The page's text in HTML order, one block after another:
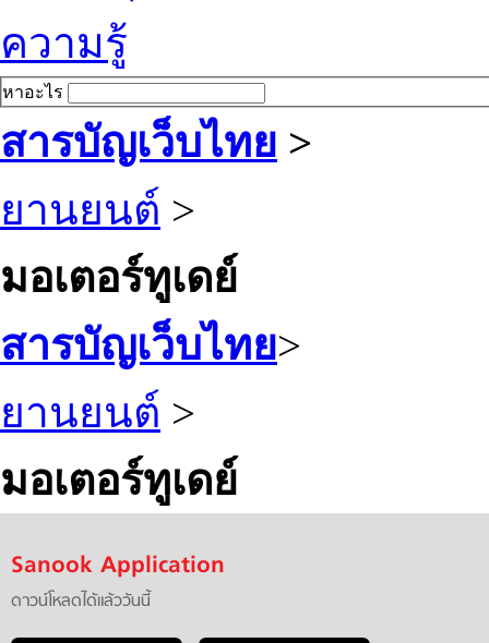
ความรู้
หาอะไร
สารบัญเว็บไทย >
ยานยนต์ >
มอเตอร์ทูเดย์
สารบัญเว็บไทย>
ยานยนต์ >
มอเตอร์ทูเดย์
Sanook Application
ดาวน์โหลดได้แล้ววันนี้